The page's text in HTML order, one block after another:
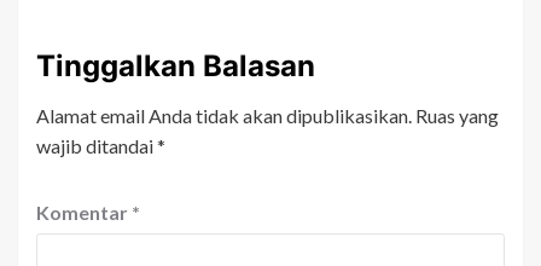
Tinggalkan Balasan
Alamat email Anda tidak akan dipublikasikan. Ruas yang
wajib ditandai*
Komentar *